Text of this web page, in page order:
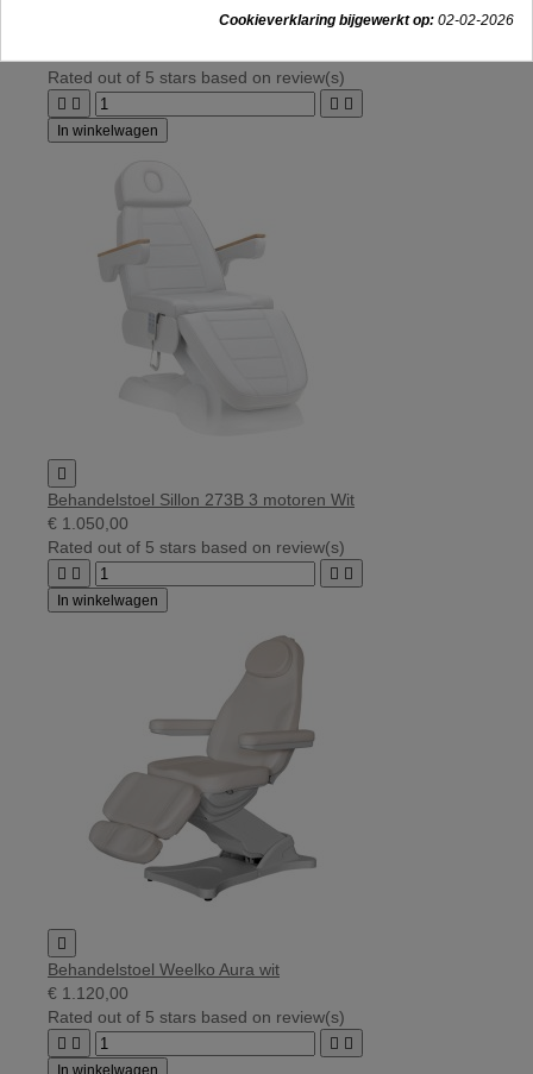
Behandelstoel Sillon 273B 3 motoren Grijs
Rated out of 5 stars based on review(s)
   
In winkelwagen

Behandelstoel Sillon 273B 3 motoren Wit
€ 1.050,00
Rated out of 5 stars based on review(s)
   
In winkelwagen

Behandelstoel Weelko Aura wit
€ 1.120,00
Rated out of 5 stars based on review(s)
   
In winkelwagen
Cookieverklaring bijgewerkt op: 02-02-2026